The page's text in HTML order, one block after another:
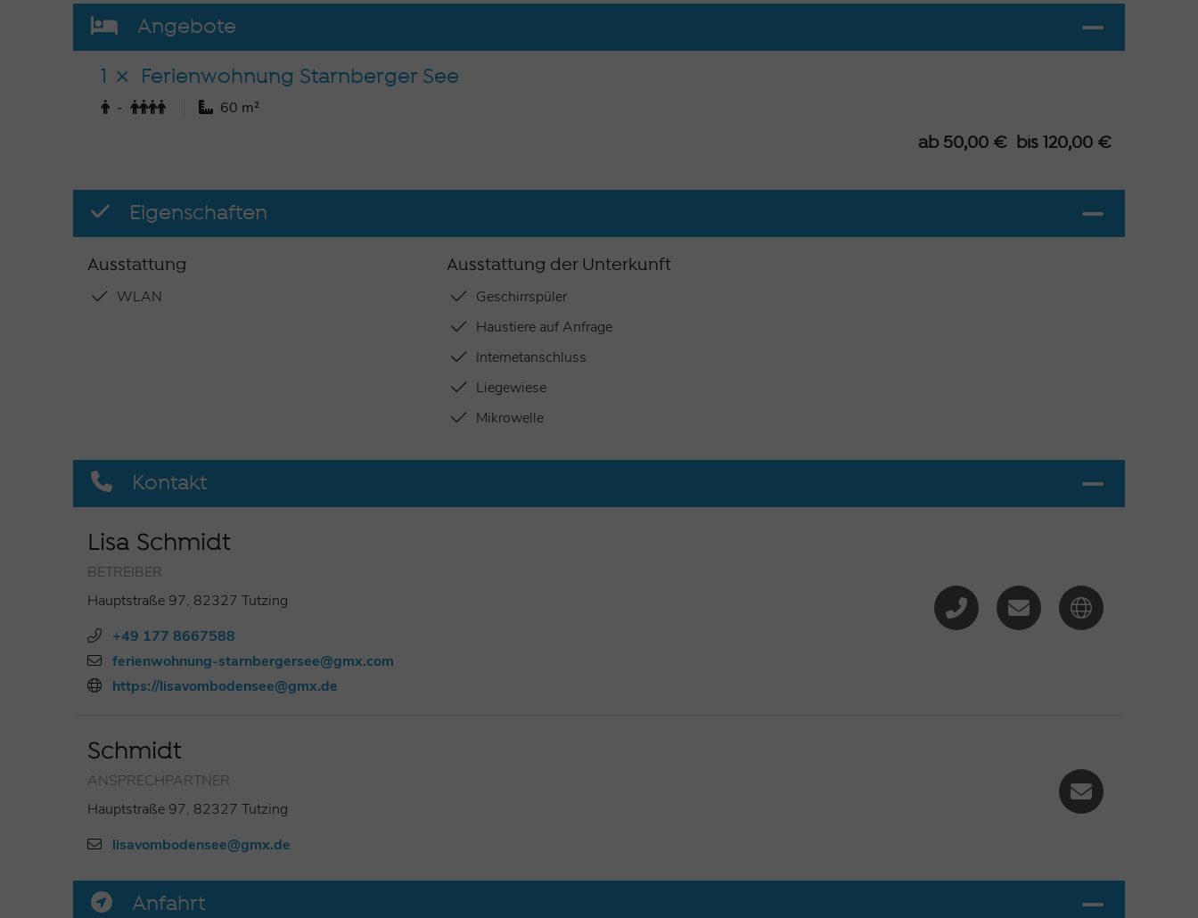
Angebote
1
Ferienwohnung Starnberger See
- 60 m²
ab 50,00 € bis 120,00 €
Eigenschaften
Ausstattung
WLAN
Ausstattung der Unterkunft
Geschirrspüler
Haustiere auf Anfrage
Internetanschluss
Liegewiese
Mikrowelle
Kontakt
Lisa Schmidt
BETREIBER
Hauptstraße 97, 82327 Tutzing
+49 177 8667588
ferienwohnung-starnbergersee@gmx.com
https://lisavombodensee@gmx.de
Schmidt
ANSPRECHPARTNER
Hauptstraße 97, 82327 Tutzing
lisavombodensee@gmx.de
Anfahrt